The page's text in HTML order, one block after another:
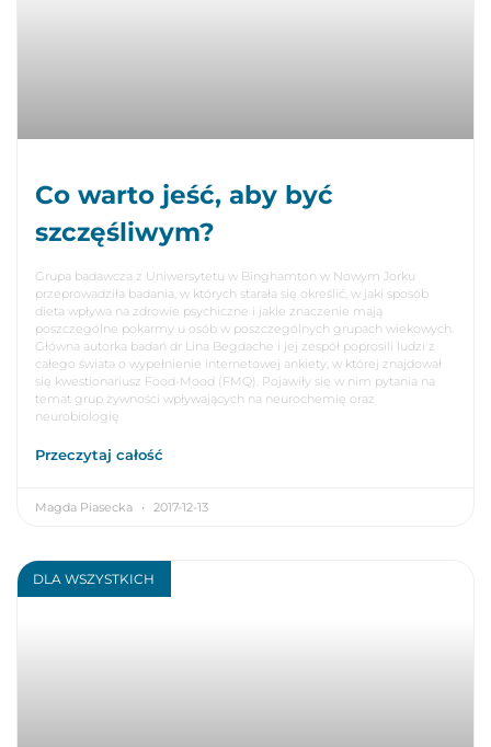
Co warto jeść, aby być
szczęśliwym?
Grupa badawcza z Uniwersytetu w Binghamton w Nowym Jorku
przeprowadziła badania, w których starała się określić, w jaki sposób
dieta wpływa na zdrowie psychiczne i jakie znaczenie mają
poszczególne pokarmy u osób w poszczególnych grupach wiekowych.
Główna autorka badań dr Lina Begdache i jej zespół poprosili ludzi z
całego świata o wypełnienie internetowej ankiety, w której znajdował
się kwestionariusz Food-Mood (FMQ). Pojawiły się w nim pytania na
temat grup żywności wpływających na neurochemię oraz
neurobiologię
Przeczytaj całość
Magda Piasecka 2017-12-13
DLA WSZYSTKICH